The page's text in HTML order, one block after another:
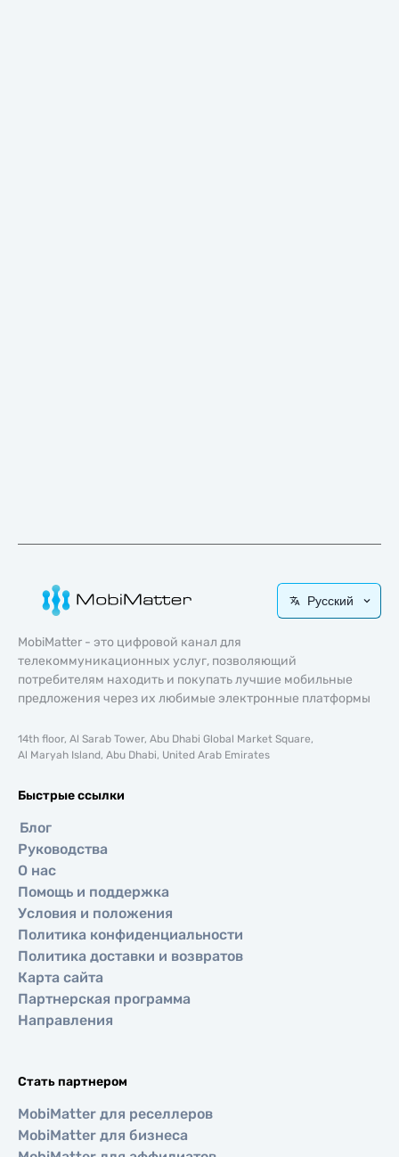
Русский
MobiMatter - это цифровой канал для
телекоммуникационных услуг, позволяющий
потребителям находить и покупать лучшие мобильные
предложения через их любимые электронные платформы
14th floor, Al Sarab Tower, Abu Dhabi Global Market Square,
Al Maryah Island, Abu Dhabi, United Arab Emirates
Быстрые ссылки
Блог
Руководства
О нас
Помощь и поддержка
Условия и положения
Политика конфиденциальности
Политика доставки и возвратов
Карта сайта
Партнерская программа
Направления
Стать партнером
MobiMatter для реселлеров
MobiMatter для бизнеса